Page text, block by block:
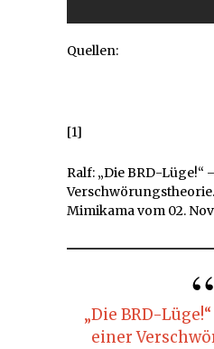
Quellen:
[1]
Ralf: „Die BRD-Lüge!“
Mimikama vom 02.
„Die BRD-Lüge!“ – Demontage
einer